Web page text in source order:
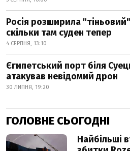
Росія розширила
скільки там суден тепер
4 СЕРПНЯ, 13:10
Єгипетський порт біля
атакував невідомий дрон
30 ЛИПНЯ, 19:20
ГОЛОВНЕ СЬОГОДНІ
Найбільші